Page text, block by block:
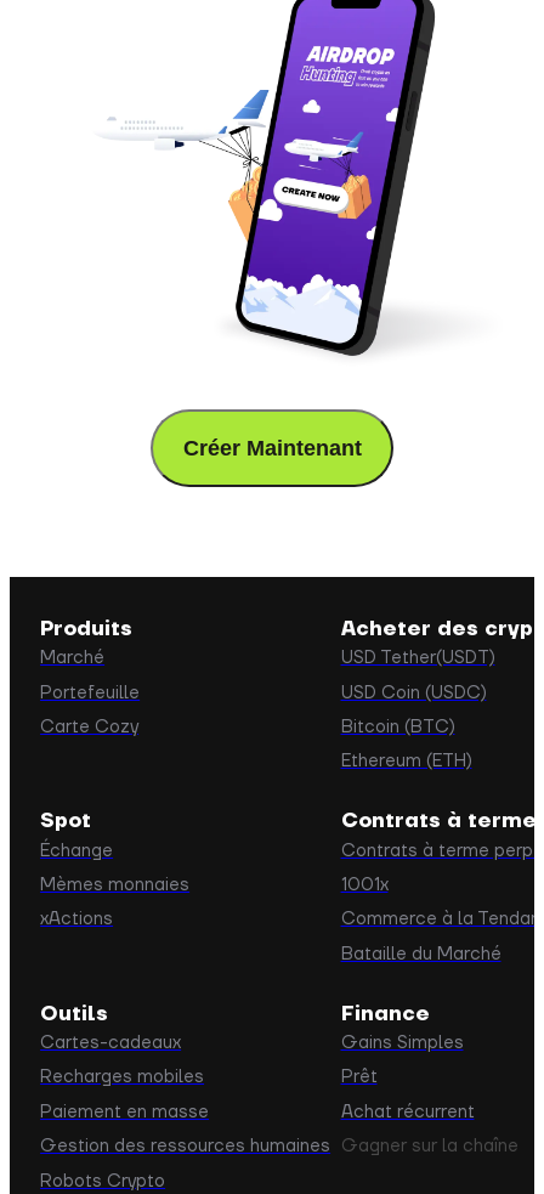
Créer Maintenant
Produits
Marché
Portefeuille
Carte Cozy
Acheter des
USD Tether(USDT)
USD Coin (USDC)
Bitcoin (BTC)
Ethereum (ETH)
Spot
Échange
Mèmes monnaies
xActions
Contrats à terme
Contrats à terme
1001x
Commerce à la
Bataille du Marché
Outils
Cartes-cadeaux
Recharges mobiles
Paiement en masse
Gestion des ressources humaines
Robots Crypto
Finance
Gains Simples
Prêt
Achat récurrent
Gagner sur la chaîne